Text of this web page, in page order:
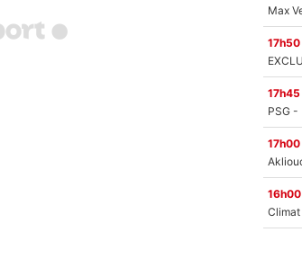
17h50
17h45
17h00
16h00